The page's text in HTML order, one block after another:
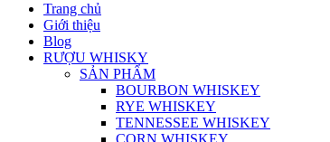
Trang chủ
Giới thiệu
Blog
RƯỢU WHISKY
SẢN PHẨM
BOURBON WHISKEY
RYE WHISKEY
TENNESSEE WHISKEY
CORN WHISKEY